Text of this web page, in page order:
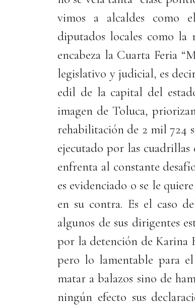
vimos a alcaldes como
diputados locales como la
encabeza la Cuarta Feria
legislativo y judicial, es
edil de la capital del
imagen de Toluca,
rehabilitación de 2 mil 724
ejecutado por las
enfrenta al constante
es evidenciado o se le
en su contra. Es el caso
algunos de sus dirigentes
por la detención de Karina
pero lo lamentable para
matar a balazos sino de
ningún efecto sus